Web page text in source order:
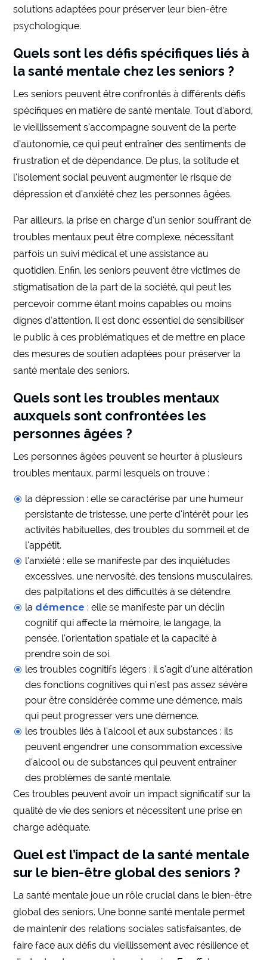
solutions adaptées pour préserver leur bien-être
psychologique.
Quels sont les défis spécifiques liés à
la santé mentale chez les seniors ?
Les seniors peuvent être confrontés à différents défis
spécifiques en matière de santé mentale. Tout d’abord,
le vieillissement s’accompagne souvent de la perte
d’autonomie, ce qui peut entraîner des sentiments de
frustration et de dépendance. De plus, la solitude et
l’isolement social peuvent augmenter le risque de
dépression et d’anxiété chez les personnes âgées.
Par ailleurs, la prise en charge d’un senior souffrant de
troubles mentaux peut être complexe, nécessitant
parfois un suivi médical et une assistance au
quotidien. Enfin, les seniors peuvent être victimes de
stigmatisation de la part de la société, qui peut les
percevoir comme étant moins capables ou moins
dignes d’attention. Il est donc essentiel de sensibiliser
le public à ces problématiques et de mettre en place
des mesures de soutien adaptées pour préserver la
santé mentale des seniors.
Quels sont les troubles mentaux
auxquels sont confrontées les
personnes âgées ?
Les personnes âgées peuvent se heurter à plusieurs
troubles mentaux, parmi lesquels on trouve :
la dépression : elle se caractérise par une humeur
persistante de tristesse, une perte d’intérêt pour les
activités habituelles, des troubles du sommeil et de
l’appétit.
l’anxiété : elle se manifeste par des inquiétudes
excessives, une nervosité, des tensions musculaires,
des palpitations et des difficultés à se détendre.
la démence : elle se manifeste par un déclin
cognitif qui affecte la mémoire, le langage, la
pensée, l’orientation spatiale et la capacité à
prendre soin de soi.
les troubles cognitifs légers : il s’agit d’une altération
des fonctions cognitives qui n’est pas assez sévère
pour être considérée comme une démence, mais
qui peut progresser vers une démence.
les troubles liés à l’alcool et aux substances : ils
peuvent engendrer une consommation excessive
d’alcool ou de substances qui peuvent entraîner
des problèmes de santé mentale.
Ces troubles peuvent avoir un impact significatif sur la
qualité de vie des seniors et nécessitent une prise en
charge adéquate.
Quel est l’impact de la santé mentale
sur le bien-être global des seniors ?
La santé mentale joue un rôle crucial dans le bien-être
global des seniors. Une bonne santé mentale permet
de maintenir des relations sociales satisfaisantes, de
faire face aux défis du vieillissement avec résilience et